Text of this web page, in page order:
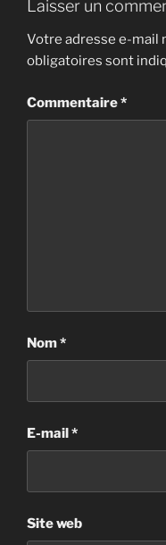
Laisser un
Votre adresse e-mail
obligatoires sont
Commentaire*
Nom*
E-mail*
Site web